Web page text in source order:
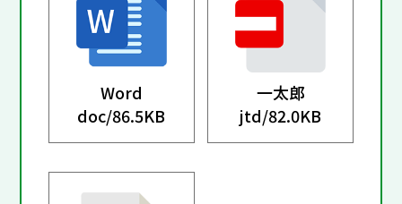
Word
doc/86.5KB
一太郎
jtd/82.0KB